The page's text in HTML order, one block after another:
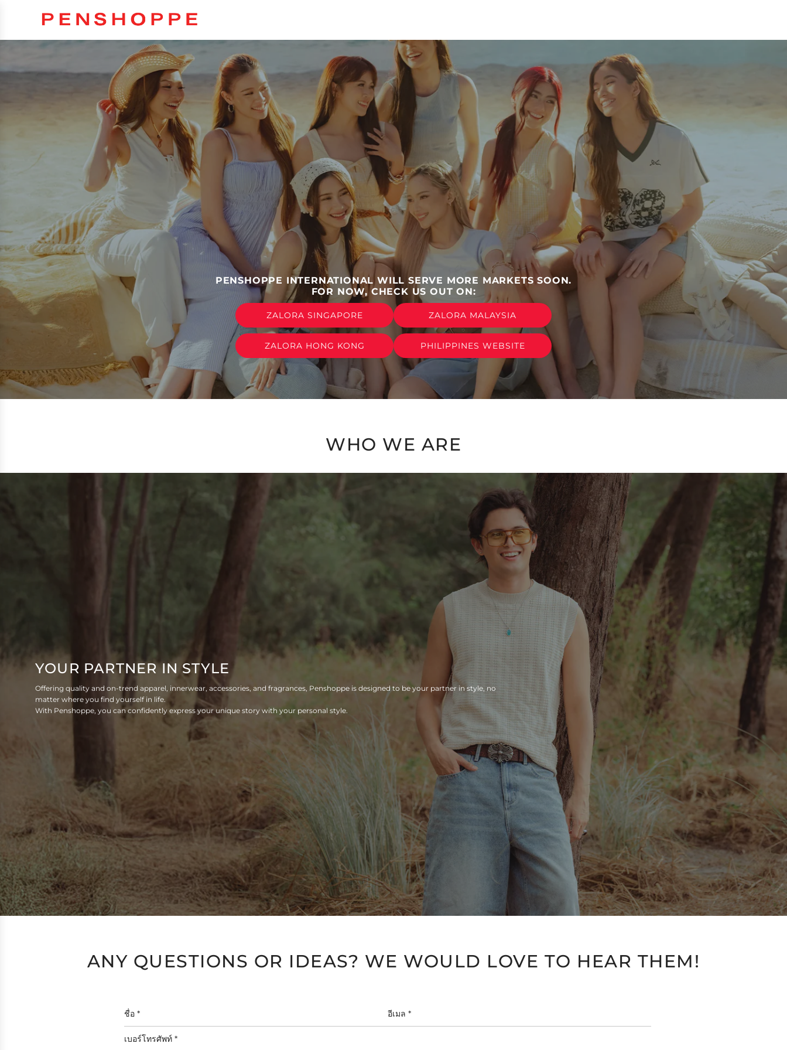
PENSHOPPE INTERNATIONAL WILL SERVE MORE MARKETS SOON.
FOR NOW, CHECK US OUT ON:
ZALORA SINGAPORE ZALORA MALAYSIA
ZALORA HONG KONG PHILIPPINES WEBSITE
WHO WE ARE
YOUR PARTNER IN STYLE
Offering quality and on-trend apparel, innerwear, accessories, and fragrances, Penshoppe is designed to be your partner in style, no
matter where you find yourself in life.
With Penshoppe, you can confidently express your unique story with your personal style.
ANY QUESTIONS OR IDEAS? WE WOULD LOVE TO HEAR THEM!
ชื่อ
อีเมล
*
เบอร์
โทรศัพท์